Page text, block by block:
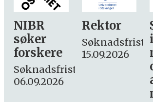
Rektor
Søknadsfrist:
15.09.2026
innen
miljøkjemi